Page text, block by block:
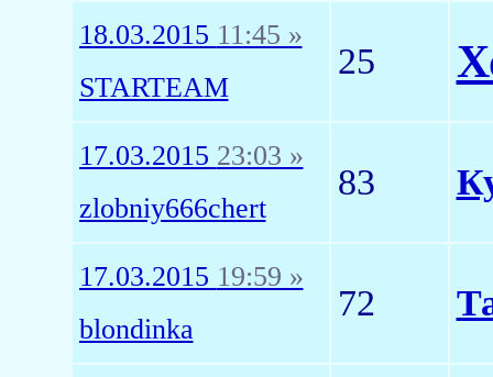
18.03.2015 11:45 »
STARTEAM
25
17.03.2015 23:03 »
zlobniy666chert
83
17.03.2015 19:59 »
blondinka
72